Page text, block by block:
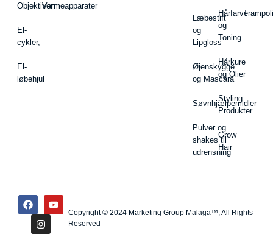
Objektiver
El-
cykler,
El-
løbehjul
Varmeapparater
Læbestift
og
Lipgloss
Øjenskygge
og Mascara
Søvnhjælpemidler
Pulver og
shakes til
udrensning
Hårfarve
og
Toning
Hårkure
og Olier
Styling
Produkter
Grow
Hair
Copyright © 2024 Marketing Group Malaga™, All Rights
Reserved